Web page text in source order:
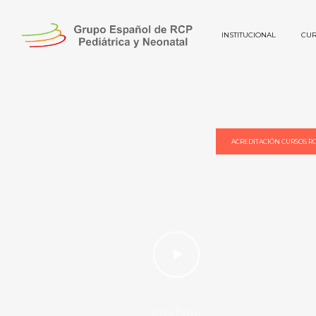
INSTITUCIONAL
ACREDITACIÓN CURSOS